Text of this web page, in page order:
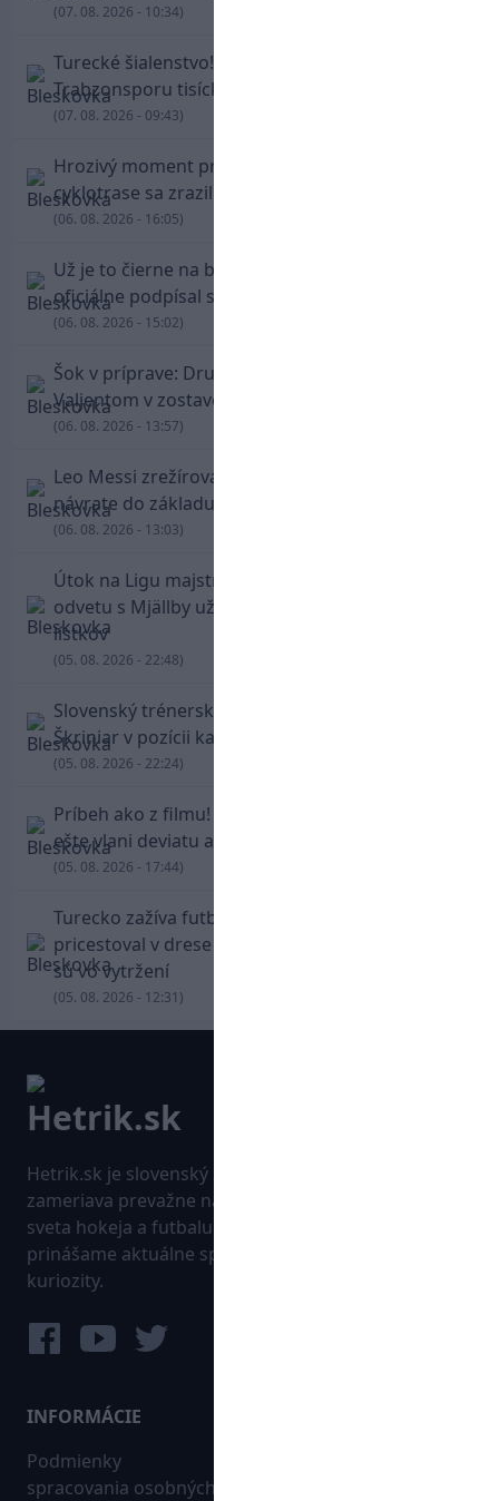
(07. 08. 2026 - 10:34)
Turecké šialenstvo! Salaha vítali na štadióne
Trabzonsporu tisícky fanúšikov
(07. 08. 2026 - 09:43)
Hrozivý moment pre Zdena Cháru! Na
cyklotrase sa zrazil s bežcom
(06. 08. 2026 - 16:05)
Už je to čierne na bielom: Mohamed Salah
oficiálne podpísal s Trabzonsporom
(06. 08. 2026 - 15:02)
Šok v príprave: Druholigová Mallorca s
Valjentom v zostave zdolala PSG
(06. 08. 2026 - 13:57)
Leo Messi zrežíroval obrat Interu Miami, pri
návrate do základu strelil dva góly
(06. 08. 2026 - 13:03)
Útok na Ligu majstrov láka! Slovan hlási na
odvetu s Mjällby už viac ako 13-tisíc predaných
lístkov
(05. 08. 2026 - 22:48)
Slovenský trénerský súboj pre Borbélyho,
Škriniar v pozícii kapitána potiahol Fenerbahce
(05. 08. 2026 - 22:24)
Príbeh ako z filmu! Hrdina Slovana Kianga hral
ešte vlani deviatu anglickú ligu
(05. 08. 2026 - 17:44)
Turecko zažíva futbalové šialenstvo! Salah
pricestoval v drese Trabzonsporu, fanúšikovia
sú vo vytržení
(05. 08. 2026 - 12:31)
Hetrik.sk je slovenský športový portál, ktorý sa
zameriava prevažne na najnovšie informácie zo
sveta hokeja a futbalu. Pravidelne na dennej báze
prinášame aktuálne správy, góly, zaujímavosti a
kuriozity.
INFORMÁCIE
Podmienky
spracovania osobných